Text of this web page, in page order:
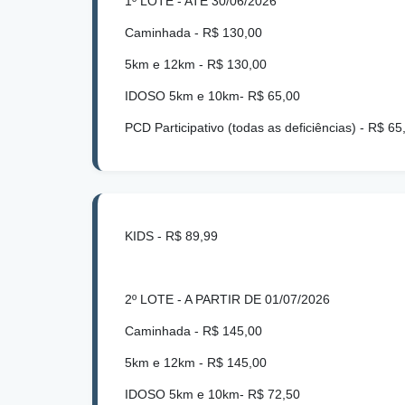
Caminhada - R$ 130,00
5km e 12km - R$ 130,00
IDOSO 5km e 10km- R$ 65,00
PCD Participativo (todas as deficiências) - R$
KIDS - R$ 89,99
2º LOTE - A PARTIR DE 01/07/2026
Caminhada - R$ 145,00
5km e 12km - R$ 145,00
IDOSO 5km e 10km- R$ 72,50